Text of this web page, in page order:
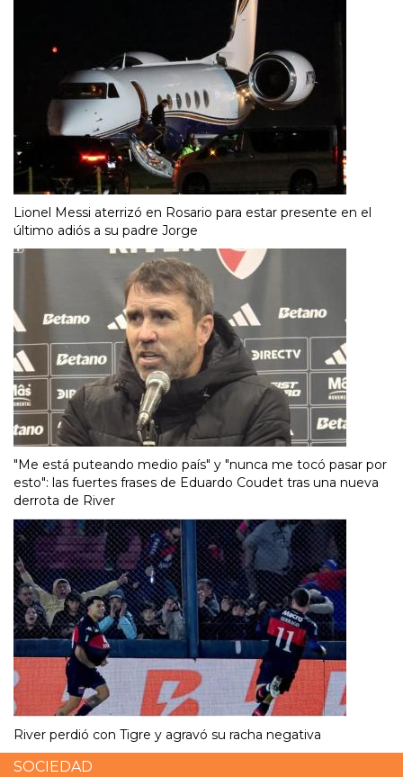
Lionel Messi aterrizó en Rosario para estar presente en el
último adiós a su padre Jorge
"Me está puteando medio país" y "nunca me tocó pasar por
esto": las fuertes frases de Eduardo Coudet tras una nueva
derrota de River
River perdió con Tigre y agravó su racha negativa
SOCIEDAD